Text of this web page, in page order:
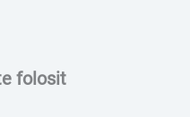
folosit